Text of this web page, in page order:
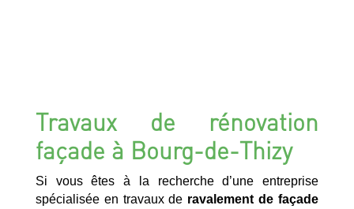
Travaux de rénovation
façade à Bourg-de-Thizy
Si vous êtes à la recherche d’une entreprise
spécialisée en travaux de ravalement de façade